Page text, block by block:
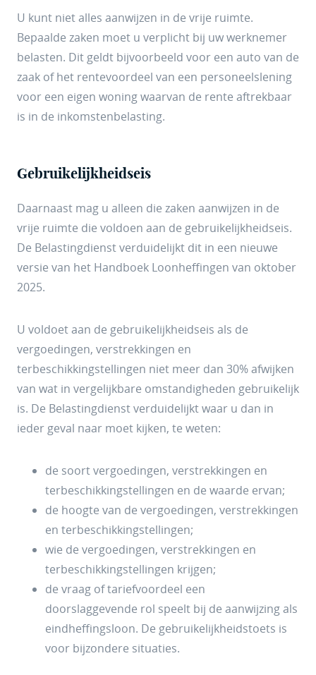
U kunt niet alles aanwijzen in de vrije ruimte.
Bepaalde zaken moet u verplicht bij uw werknemer
belasten. Dit geldt bijvoorbeeld voor een auto van de
zaak of het rentevoordeel van een personeelslening
voor een eigen woning waarvan de rente aftrekbaar
is in de inkomstenbelasting.
Gebruikelijkheidseis
Daarnaast mag u alleen die zaken aanwijzen in de
vrije ruimte die voldoen aan de gebruikelijkheidseis.
De Belastingdienst verduidelijkt dit in een nieuwe
versie van het Handboek Loonheffingen van oktober
2025.
U voldoet aan de gebruikelijkheidseis als de
vergoedingen, verstrekkingen en
terbeschikkingstellingen niet meer dan 30% afwijken
van wat in vergelijkbare omstandigheden gebruikelijk
is. De Belastingdienst verduidelijkt waar u dan in
ieder geval naar moet kijken, te weten:
de soort vergoedingen, verstrekkingen en
terbeschikkingstellingen en de waarde ervan;
de hoogte van de vergoedingen, verstrekkingen
en terbeschikkingstellingen;
wie de vergoedingen, verstrekkingen en
terbeschikkingstellingen krijgen;
de vraag of tariefvoordeel een
doorslaggevende rol speelt bij de aanwijzing als
eindheffingsloon. De gebruikelijkheidstoets is
voor bijzondere situaties.